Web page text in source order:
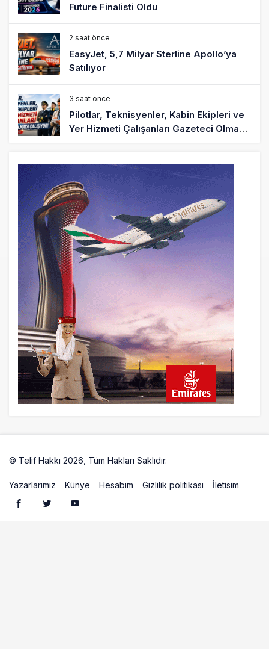
Future Finalisti Oldu
2 saat önce
EasyJet, 5,7 Milyar Sterline Apollo’ya
Satılıyor
3 saat önce
Pilotlar, Teknisyenler, Kabin Ekipleri ve
Yer Hizmeti Çalışanları Gazeteci Olmaya
BookingAgora’dan Dubai’ye iki FAM Trip
8 saat önce
AJet Uçuşlarıyla Rus Turist İçin Yeni
Türkiye Rotası
9 saat önce
Airbus Temmuz bilançosunu açıkladı:
204 yeni sipariş
9 saat önce
İstanbul uçağına polis köpeklerle girdi: 3
yolcu indirildi
10 saat önce
© Telif Hakkı 2026, Tüm Hakları Saklıdır.
Yazarlarımız Künye Hesabım Gizlilik politikası İletisim